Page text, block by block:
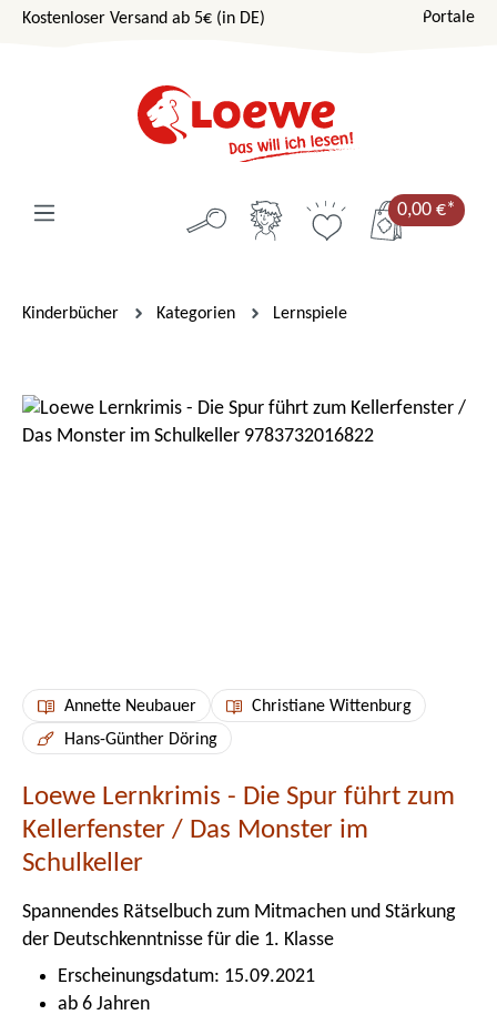
Zum Hauptinhalt springen
Kostenloser Versand ab 5€ (in DE) Portale
0,00 €*
Kinderbücher Kategorien Lernspiele
Bildergalerie überspringen
Annette Neubauer
Christiane Wittenburg
Hans-Günther Döring
Loewe Lernkrimis - Die Spur führt zum
Kellerfenster / Das Monster im
Schulkeller
Spannendes Rätselbuch zum Mitmachen und Stärkung
der Deutschkenntnisse für die 1. Klasse
Erscheinungsdatum: 15.09.2021
ab 6 Jahren